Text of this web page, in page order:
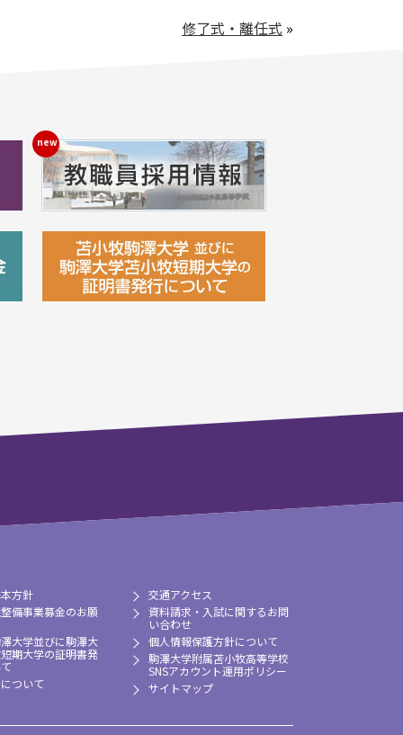
修了式・離任式 »
方針
備事業募金のお願
大学並びに駒澤大
期大学の証明書発
ついて
交通アクセス
資料請求・入試に関するお問
い合わせ
個人情報保護方針について
駒澤大学附属苫小牧高等学校
SNSアカウント運用ポリシー
サイトマップ